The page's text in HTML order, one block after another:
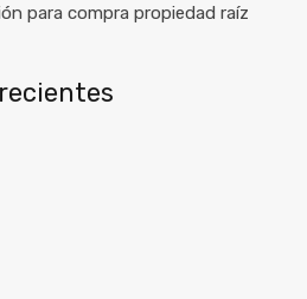
para compra propiedad raíz